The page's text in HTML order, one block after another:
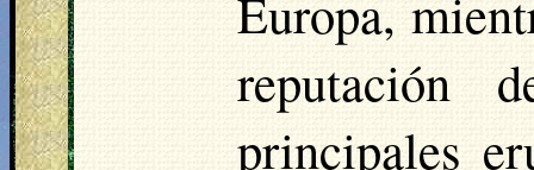
Europa,
reputación
principales